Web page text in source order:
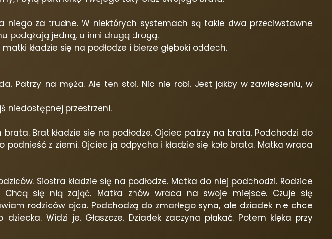
za trudne. W niektórych systemach są takie dwa przeciwstawne
podążają jedną, a inni drugą drogą.
kładzie się na podłodze i bierze głęboki oddech.
Patrzy na męża. Ale ten stoi. Nic nie robi. Jest jakby w zawieszeniu, w
niedostępnej przestrzeni.
Brat kładzie się na podłodze. Ojciec patrzy na brata. Podchodzi do
z ziemi. Ojciec ją odpycha i kładzie się koło brata. Matka wraca
Siostra kładzie się na podłodze. Matka do niej podchodzi. Rodzice
się nią zająć. Matka znów wraca na swoje miejsce. Czuje się
rodziców ojca. Podchodzą do zmarłego syna, ale dziadek nie chce
Widzi je. Głaszcze. Dziadek zaczyna płakać. Potem klęka przy